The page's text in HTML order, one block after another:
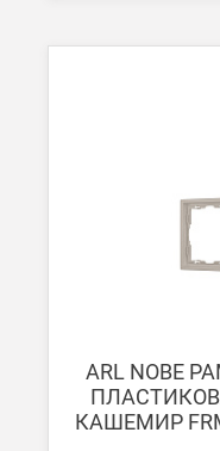
ARL NOBE
КАШЕМИР